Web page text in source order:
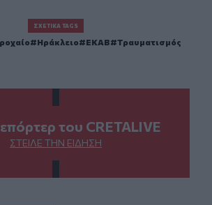
ΣΧΕΤΙΚΆ TAGS
Ηράκλειο ΕΚΑΒ Τραυματισμός
του CRETALIVE
ΣΤΕΊΛΕ ΤΗΝ ΕΊΔΗΣΗ